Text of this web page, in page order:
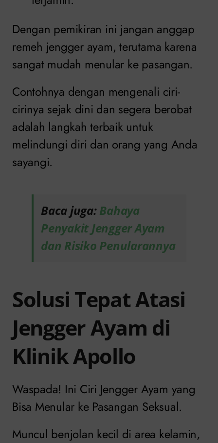
Dengan pemikiran ini jangan anggap
remeh jengger ayam, terutama karena
sangat mudah menular ke pasangan.
Contohnya dengan mengenali ciri-
cirinya sejak dini dan segera berobat
adalah langkah terbaik untuk
melindungi diri dan orang yang Anda
sayangi.
Baca juga:Bahaya
Penyakit Jengger Ayam
dan Risiko Penularannya
Solusi Tepat Atasi
Jengger Ayam di
Klinik Apollo
Waspada! Ini Ciri Jengger Ayam yang
Bisa Menular ke Pasangan Seksual.
Muncul benjolan kecil di area kelamin,